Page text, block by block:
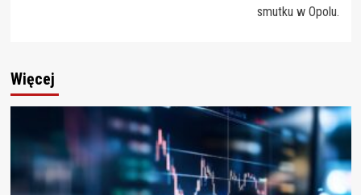
smutku w Opolu.
Więcej